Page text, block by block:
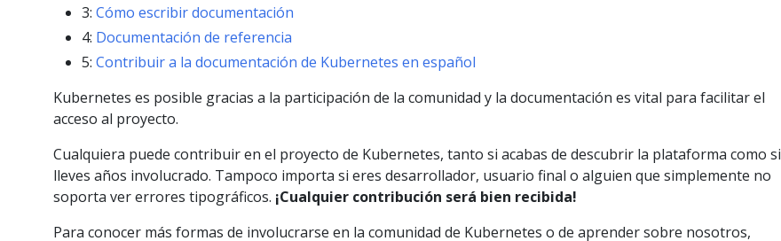
3: Cómo escribir documentación
4: Documentación de referencia
5: Contribuir a la documentación de Kubernetes en español
Kubernetes es posible gracias a la participación de la comunidad y la documentación es vital para facilitar el
acceso al proyecto.
Cualquiera puede contribuir en el proyecto de Kubernetes, tanto si acabas de descubrir la plataforma como si
lleves años involucrado. Tampoco importa si eres desarrollador, usuario final o alguien que simplemente no
soporta ver errores tipográficos. ¡Cualquier contribución será bien recibida!
Para conocer más formas de involucrarse en la comunidad de Kubernetes o de aprender sobre nosotros,